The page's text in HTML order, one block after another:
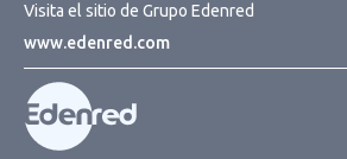
Visita el sitio de Grupo Edenred
www.edenred.com